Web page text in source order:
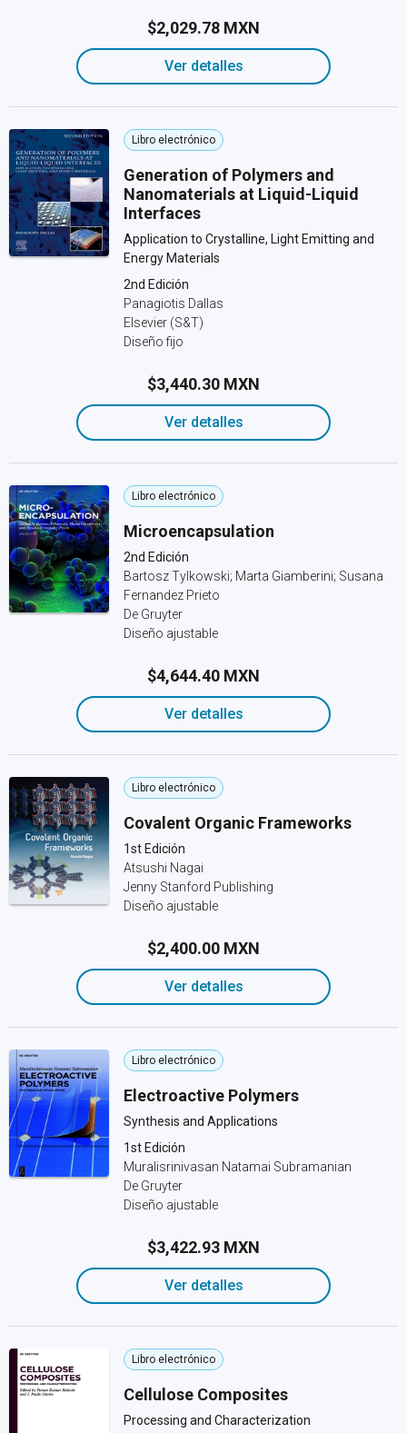
$2,029.78 MXN
Ver detalles
Libro electrónico
Generation of Polymers and
Nanomaterials at Liquid-Liquid
Interfaces
Application to Crystalline, Light Emitting and
Energy Materials
2nd Edición
Panagiotis Dallas
Elsevier (S&T)
Diseño fijo
$3,440.30 MXN
Ver detalles
Libro electrónico
Microencapsulation
2nd Edición
Bartosz Tylkowski; Marta Giamberini; Susana
Fernandez Prieto
De Gruyter
Diseño ajustable
$4,644.40 MXN
Ver detalles
Libro electrónico
Covalent Organic Frameworks
1st Edición
Atsushi Nagai
Jenny Stanford Publishing
Diseño ajustable
$2,400.00 MXN
Ver detalles
Libro electrónico
Electroactive Polymers
Synthesis and Applications
1st Edición
Muralisrinivasan Natamai Subramanian
De Gruyter
Diseño ajustable
$3,422.93 MXN
Ver detalles
Libro electrónico
Cellulose Composites
Processing and Characterization